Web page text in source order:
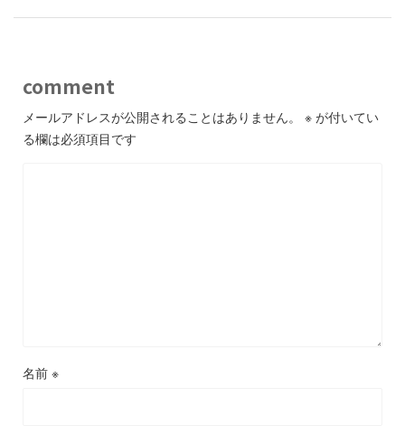
comment
メールアドレスが公開されることはありません。 ※ が付いてい
る欄は必須項目です
名前 ※